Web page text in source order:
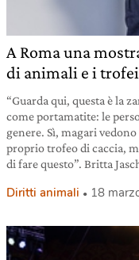
A Roma una
di animali e i
“Guarda qui, questa è la
come portamatite: le
genere. Sì, magari
proprio trofeo di caccia,
di fare questo”. Britta
Diritti animali 18